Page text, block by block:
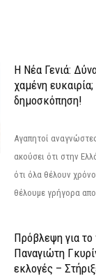
Η Νέα Γενιά:
χαμένη
δημοσκόπηση!
Αγαπητοί
ακούσει ότι στην
ότι όλα θέλουν
θέλουμε γρήγορα
Πρόβλεψη για
Παναγιώτη
εκλογές –